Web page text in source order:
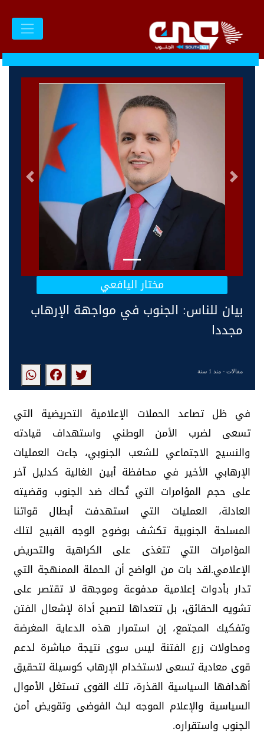
التالى السابق
مختار اليافعي
بيان للناس: الجنوب في مواجهة الإرهاب
مجددا
مقالات- منذ 1 سنة
في ظل تصاعد الحملات الإعلامية التحريضية التي
تسعى لضرب الأمن الوطني واستهداف قيادته
والنسيج الاجتماعي للشعب الجنوبي، جاءت العمليات
الإرهابي الأخير في محافظة أبين الغالية كدليل آخر
على حجم المؤامرات التي تُحاك ضد الجنوب وقضيته
العادلة، العمليات التي استهدفت أبطال قواتنا
المسلحة الجنوبية تكشف بوضوح الوجه القبيح لتلك
المؤامرات التي تتغذى على الكراهية والتحريض
الإعلامي.لقد بات من الواضح أن الحملة الممنهجة التي
تدار بأدوات إعلامية مدفوعة وموجهة لا تقتصر على
تشويه الحقائق، بل تتعداها لتصبح أداة لإشعال الفتن
وتفكيك المجتمع، إن استمرار هذه الدعاية المغرضة
ومحاولات زرع الفتنة ليس سوى نتيجة مباشرة لدعم
قوى معادية تسعى لاستخدام الإرهاب كوسيلة لتحقيق
أهدافها السياسية القذرة، تلك القوى تستغل الأموال
السياسية والإعلام الموجه لبث الفوضى وتقويض أمن
الجنوب واستقراره.